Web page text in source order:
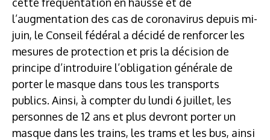
l’augmentation des cas de coronavirus depuis mi-
juin, le Conseil fédéral a décidé de renforcer les
mesures de protection et pris la décision de
principe d’introduire l’obligation générale de
porter le masque dans tous les transports
publics. Ainsi, à compter du lundi 6 juillet, les
personnes de 12 ans et plus devront porter un
masque dans les trains, les trams et les bus, ainsi